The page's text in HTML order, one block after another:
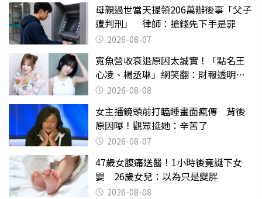
母親過世當天提領206萬辦後事「父子
遭判刑」 律師：搶錢先下手是罪
2026-08-07
寬魚營收衰退原因太誠實！「點名王
心凌、楊丞琳」網笑翻：財報透明度
滿分2026-08-08
女主播鏡頭前打瞌睡畫面瘋傳 背後
原因曝！觀眾挺她：辛苦了
2026-08-07
47歲女腹痛送醫！1小時後竟誕下女
嬰 26歲女兒：以為只是變胖
2026-08-08